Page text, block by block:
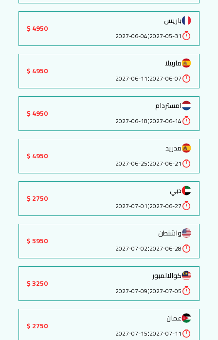
باريس
2027-05-31
:
2027-06-04
4950 $
ماربيلا
2027-06-07
:
2027-06-11
4950 $
امستردام
2027-06-14
:
2027-06-18
4950 $
مدريد
2027-06-21
:
2027-06-25
4950 $
دبي
2027-06-27
:
2027-07-01
2750 $
واشنطن
2027-06-28
:
2027-07-02
5950 $
كوالالمبور
2027-07-05
:
2027-07-09
3250 $
عمان
2027-07-11
:
2027-07-15
2750 $